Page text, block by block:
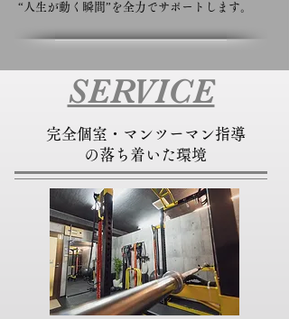
“人生が動く瞬間”を全力でサポートします。
SERVICE
完全個室・マンツーマン指導
の落ち着いた環境